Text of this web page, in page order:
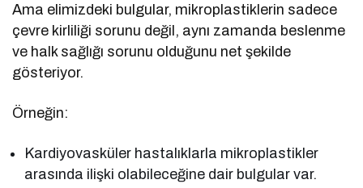
Ama elimizdeki bulgular, mikroplastiklerin sadece
çevre kirliliği sorunu değil, aynı zamanda beslenme
ve halk sağlığı sorunu olduğunu net şekilde
gösteriyor.
Örneğin:
Kardiyovasküler hastalıklarla mikroplastikler
arasında ilişki olabileceğine dair bulgular var.